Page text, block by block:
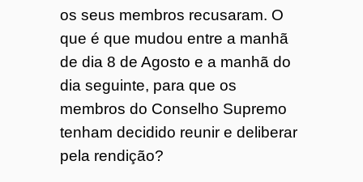
os seus membros recusaram. O
que é que mudou entre a manhã
de dia 8 de Agosto e a manhã do
dia seguinte, para que os
membros do Conselho Supremo
tenham decidido reunir e deliberar
pela rendição?